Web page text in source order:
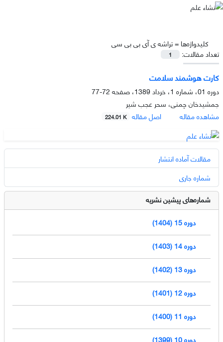
کلیدواژه‌ها =تراشه ی آی بی بی سی
تعداد مقالات:
1
کارت هوشمند سلامت
دوره 01، شماره 1، خرداد 1389، صفحه
72-77
جمشیدخان چمنى، سحر عجب شیر
مشاهده مقاله
اصل مقاله 224.01 K
مقالات آماده انتشار
شماره جاری
شماره‌های پیشین نشریه
دوره 15 (1404)
دوره 14 (1403)
دوره 13 (1402)
دوره 12 (1401)
دوره 11 (1400)
دوره 10 (1399)